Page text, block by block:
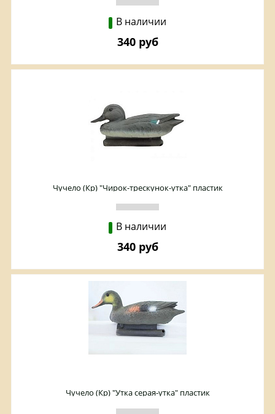
В наличии
340 руб
Чучело (Кр) "Чирок-трескунок-утка" пластик
В наличии
340 руб
Чучело (Кр) "Утка серая-утка" пластик